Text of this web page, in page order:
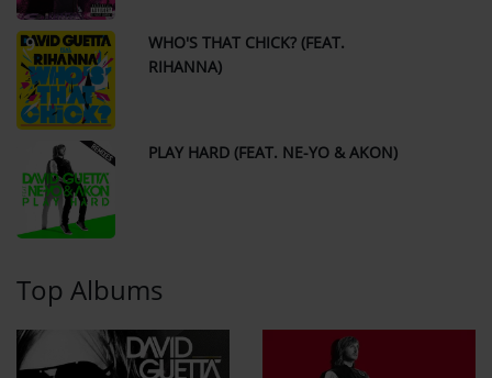
9
WHO'S THAT CHICK? (FEAT.
RIHANNA)
PLAY HARD (FEAT. NE-YO & AKON)
Top Albums